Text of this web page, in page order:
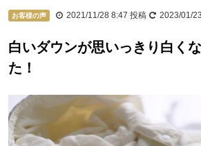
お客様の声 2021/11/28 8:47 投稿 2023/01/
白いダウンが思いっきり白く
た！